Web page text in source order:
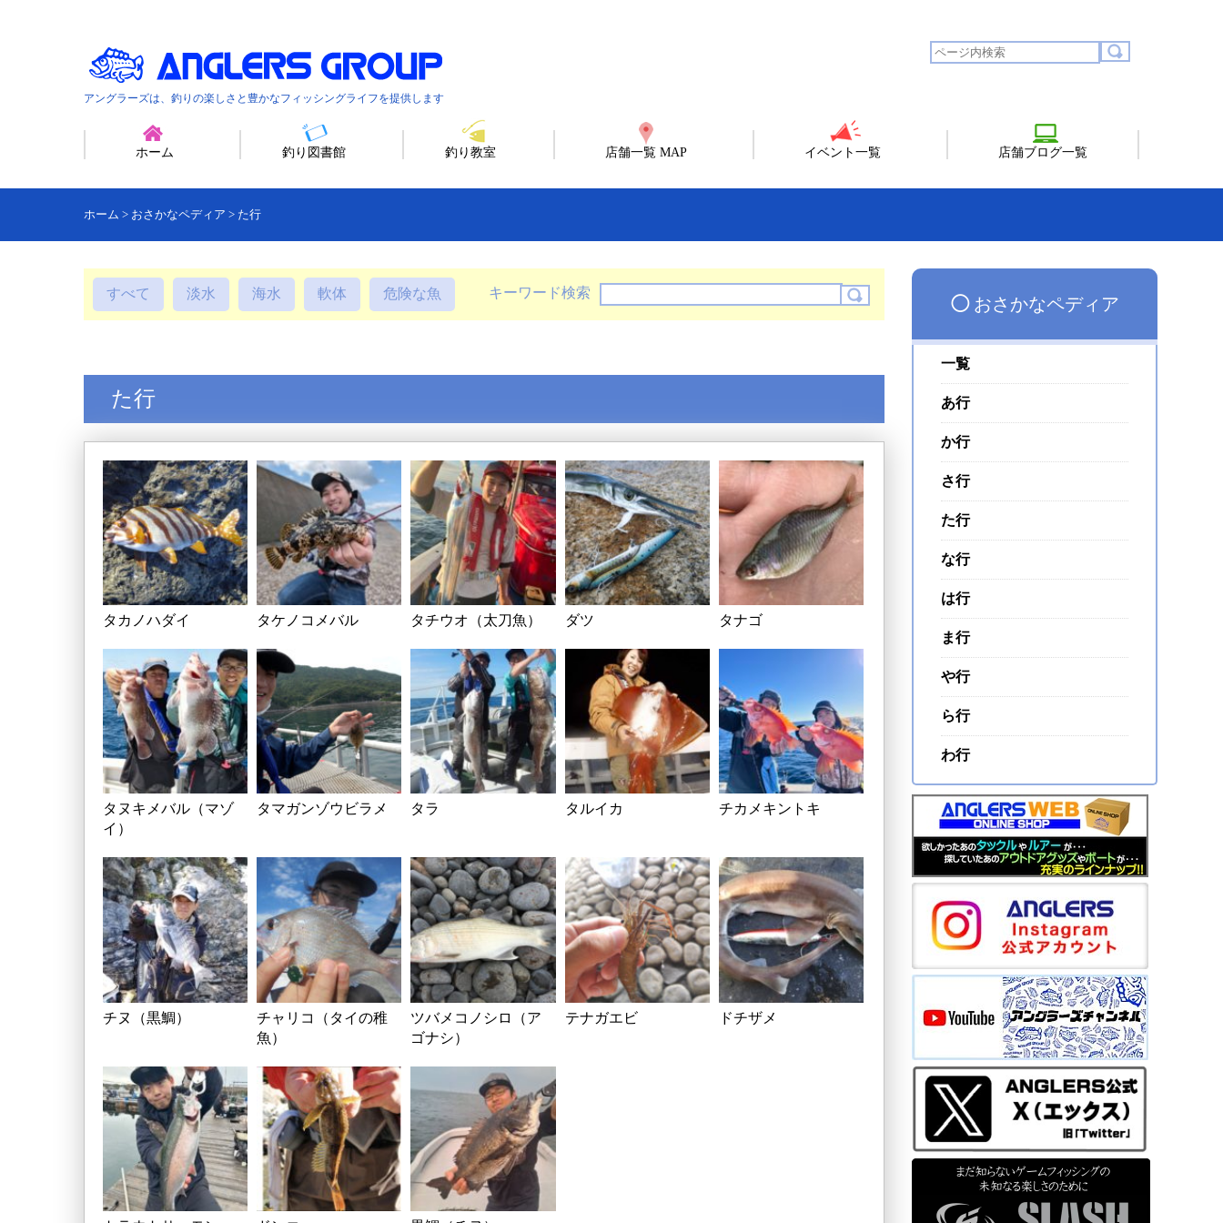
アングラーズは、釣りの楽しさと豊かなフィッシングライフを提供します
ホーム 釣り図書館 釣り教室 店舗一覧 MAP イベント一覧 店舗ブログ一覧
ホーム > おさかなペディア > た行
すべて 淡水 海水 軟体 危険な魚 キーワード検索
た行
タカノハダイ タケノコメバル タチウオ（太刀魚） ダツ タナゴ
タヌキメバル（マゾ
イ）
タマガンゾウビラメ タラ タルイカ チカメキントキ
チヌ（黒鯛）
チャリコ（タイの稚
魚）
ツバメコノシロ（ア
ゴナシ）
テナガエビ ドチザメ
◯おさかなペディア
一覧
あ行
か行
さ行
た行
な行
は行
ま行
や行
ら行
わ行